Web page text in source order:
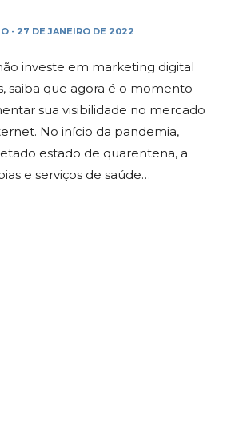
- 27 DE JANEIRO DE 2022
investe em marketing digital
saiba que agora é o momento
sua visibilidade no mercado
No início da pandemia,
estado de quarentena, a
e serviços de saúde…